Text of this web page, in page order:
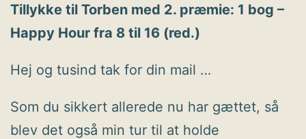
Tillykke til Torben med 2. præmie: 1 bog –
Happy Hour fra 8 til 16 (red.)
Hej og tusind tak for din mail …
Som du sikkert allerede nu har gættet, så
blev det også min tur til at holde